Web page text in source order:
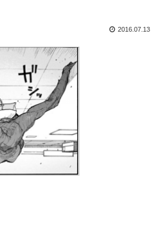
2016.07.13